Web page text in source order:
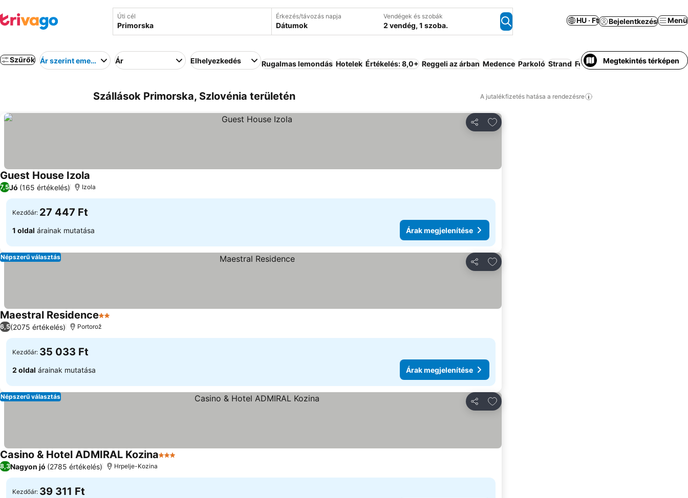
Úti cél Érkezés/távozás napja
Dátumok
Vendégek és szobák
2 vendég, 1 szoba.
HU · Ft Bejelentkezés Menü
Szűrők Ár szerint emelkedő Ár Elhelyezkedés Rugalmas lemondás Hotelek Értékelés: 8,0+ Reggeli az árban Medence Parkoló Strand Félpanzió Apartmanhotel
Megtekintés térképen
Szállások Primorska, Szlovénia területén A jutalékfizetés hatása a rendezésre
Megosztás
Hozzáadás a kedvencekhez
Guest House Izola
7,5Jó (165 értékelés) Izola
Kezdőár: 27 447 Ft
1 oldal árainak mutatása Árak megjelenítése
Megosztás
Hozzáadás a kedvencekhez
Népszerű választás
Maestral Residence2 Kategória
6,5(2075 értékelés) Portorož
Kezdőár: 35 033 Ft
2 oldal árainak mutatása Árak megjelenítése
Megosztás
Hozzáadás a kedvencekhez
Népszerű választás
Casino & Hotel ADMIRAL Kozina3 Kategória
8,3Nagyon jó (2785 értékelés) Hrpelje-Kozina
Kezdőár: 39 311 Ft